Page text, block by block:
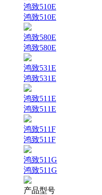
鸿致510E
鸿致510E
鸿致580E
鸿致580E
鸿致531E
鸿致531E
鸿致511E
鸿致511E
鸿致511F
鸿致511F
鸿致511G
鸿致511G
产品型号